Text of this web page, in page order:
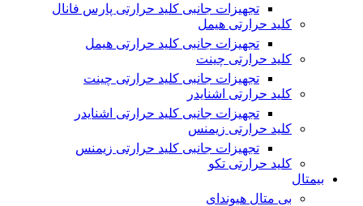
تجهیزات جانبی کلید حرارتی پارس فانال
کلید حرارتی هیمل
تجهیزات جانبی کلید حرارتی هیمل
کلید حرارتی چینت
تجهیزات جانبی کلید حرارتی چینت
کلید حرارتی اشنایدر
تجهیزات جانبی کلید حرارتی اشنایدر
کلید حرارتی زیمنس
تجهیزات جانبی کلید حرارتی زیمنس
کلید حرارتی تکو
بیمتال
بی متال هیوندای